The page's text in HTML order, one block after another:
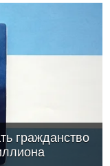
гражданство